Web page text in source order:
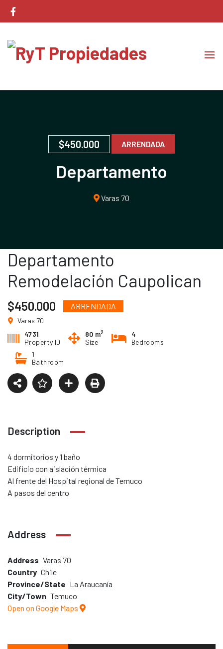
$450.000 ARRENDADA
Departamento
Remodelación Caupolican
Varas 70
Departamento
Remodelación Caupolican
$450.000 ARRENDADA
Varas 70
4731
Property ID
80 m2
Size
4
Bedrooms
1
Bathroom
Description
4 dormitorios y 1 baño
Edificio con aislación térmica
Al frente del Hospital regional de Temuco
A pasos del centro
Address
Address Varas 70
Country Chile
Province/State La Araucanía
City/Town Temuco
Open on Google Maps